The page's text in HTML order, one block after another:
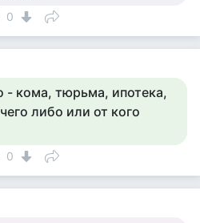
0
- кома, тюрьма, ипотека,
либо или от кого
0